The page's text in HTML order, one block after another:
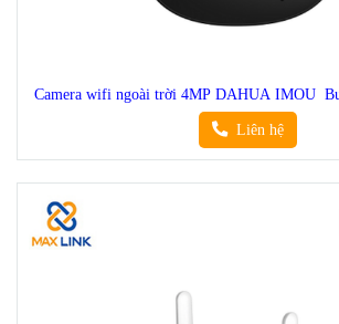
Camera wifi ngoài trời 4MP DAHUA IMOU
Liên hệ